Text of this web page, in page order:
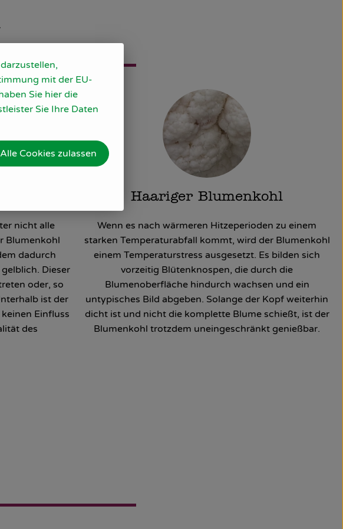
nicht alle
Blumenkohl
dadurch
Dieser
oder, so
ist der
Einfluss
des
Haariger Blumenkohl
Wenn es nach wärmeren Hitzeperioden zu einem
starken Temperaturabfall kommt, wird der Blumenkohl
einem Temperaturstress ausgesetzt. Es bilden sich
vorzeitig Blütenknospen, die durch die
Blumenoberfläche hindurch wachsen und ein
untypisches Bild abgeben. Solange der Kopf weiterhin
dicht ist und nicht die komplette Blume schießt, ist der
Blumenkohl trotzdem uneingeschränkt genießbar.
mit der EU-
Sie hier die
Sie Ihre Daten
Alle Cookies zulassen